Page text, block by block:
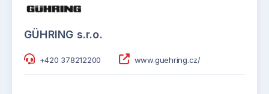
GÜHRING s.r.o.
+420 378212200 www.guehring.cz/